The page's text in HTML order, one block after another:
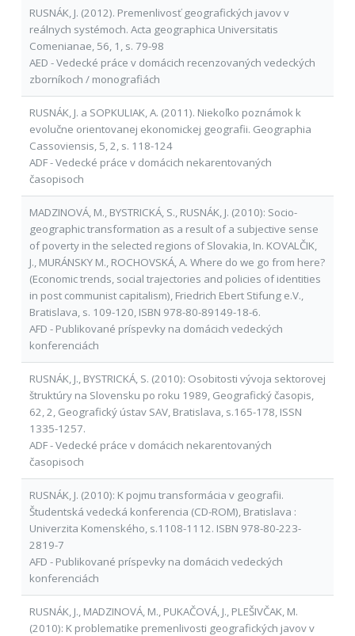
RUSNÁK, J. (2012). Premenlivosť geografických javov v
reálnych systémoch. Acta geographica Universitatis
Comenianae, 56, 1, s. 79-98
AED - Vedecké práce v domácich recenzovaných vedeckých
zborníkoch / monografiách
RUSNÁK, J. a SOPKULIAK, A. (2011). Niekoľko poznámok k
evolučne orientovanej ekonomickej geografii. Geographia
Cassoviensis, 5, 2, s. 118-124
ADF - Vedecké práce v domácich nekarentovaných
časopisoch
MADZINOVÁ, M., BYSTRICKÁ, S., RUSNÁK, J. (2010): Socio-
geographic transformation as a result of a subjective sense
of poverty in the selected regions of Slovakia, In. KOVALČIK,
J., MURÁNSKY M., ROCHOVSKÁ, A. Where do we go from here?
(Economic trends, social trajectories and policies of identities
in post communist capitalism), Friedrich Ebert Stifung e.V.,
Bratislava, s. 109-120, ISBN 978-80-89149-18-6.
AFD - Publikované príspevky na domácich vedeckých
konferenciách
RUSNÁK, J., BYSTRICKÁ, S. (2010): Osobitosti vývoja sektorovej
štruktúry na Slovensku po roku 1989, Geografický časopis,
62, 2, Geografický ústav SAV, Bratislava, s.165-178, ISSN
1335-1257.
ADF - Vedecké práce v domácich nekarentovaných
časopisoch
RUSNÁK, J. (2010): K pojmu transformácia v geografii.
Študentská vedecká konferencia (CD-ROM), Bratislava :
Univerzita Komenského, s.1108-1112. ISBN 978-80-223-
2819-7
AFD - Publikované príspevky na domácich vedeckých
konferenciách
RUSNÁK, J., MADZINOVÁ, M., PUKAČOVÁ, J., PLEŠIVČAK, M.
(2010): K problematike premenlivosti geografických javov v